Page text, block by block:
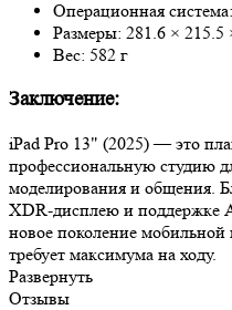
Операционная
Размеры: 281.6 ×
Вес: 582 г
Заключение:
iPad Pro 13" (2025) — это
профессиональную студию
моделирования и общения.
XDR-дисплею и поддержке
новое поколение
требует максимума на ходу.
Развернуть
Отзывы